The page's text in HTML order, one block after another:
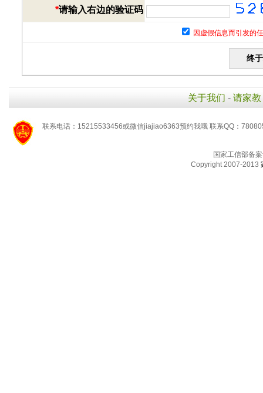
*请输入右边的验证码
因虚假信息而引发的
关于我们 - 请家教
联系电话：15215533456或微信jiajiao6363预约我哦 联系QQ：
国家工信部备
Copyright 2007-2013